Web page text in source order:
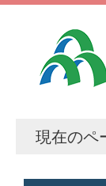
現在のペ